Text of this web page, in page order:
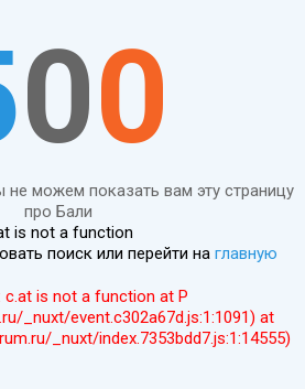
00
можем показать вам эту страницу
про Бали
is not a function
поиск или перейти на главную
c.at is not a function at P
_nuxt/event.c302a67d.js:1:1091) at
_nuxt/index.7353bdd7.js:1:14555)